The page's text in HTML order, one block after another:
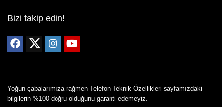
Bizi takip edin!
Yoğun çabalarımıza rağmen Telefon Teknik Özellikleri sayfamızdaki
bilgilerin %100 doğru olduğunu garanti edemeyiz.